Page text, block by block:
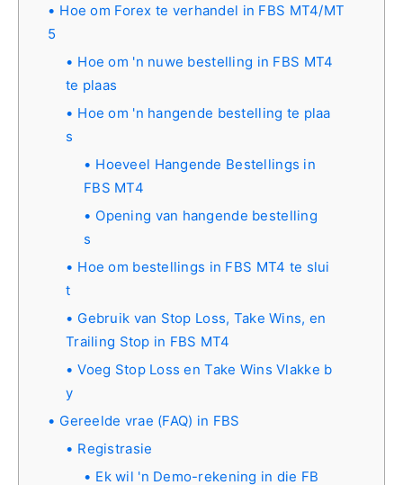
Hoe om Forex te verhandel in FBS MT4/MT
5
Hoe om 'n nuwe bestelling in FBS MT4
te plaas
Hoe om 'n hangende bestelling te plaa
s
Hoeveel Hangende Bestellings in
FBS MT4
Opening van hangende bestelling
s
Hoe om bestellings in FBS MT4 te slui
t
Gebruik van Stop Loss, Take Wins, en
Trailing Stop in FBS MT4
Voeg Stop Loss en Take Wins Vlakke b
y
Gereelde vrae (FAQ) in FBS
Registrasie
Ek wil 'n Demo-rekening in die FB